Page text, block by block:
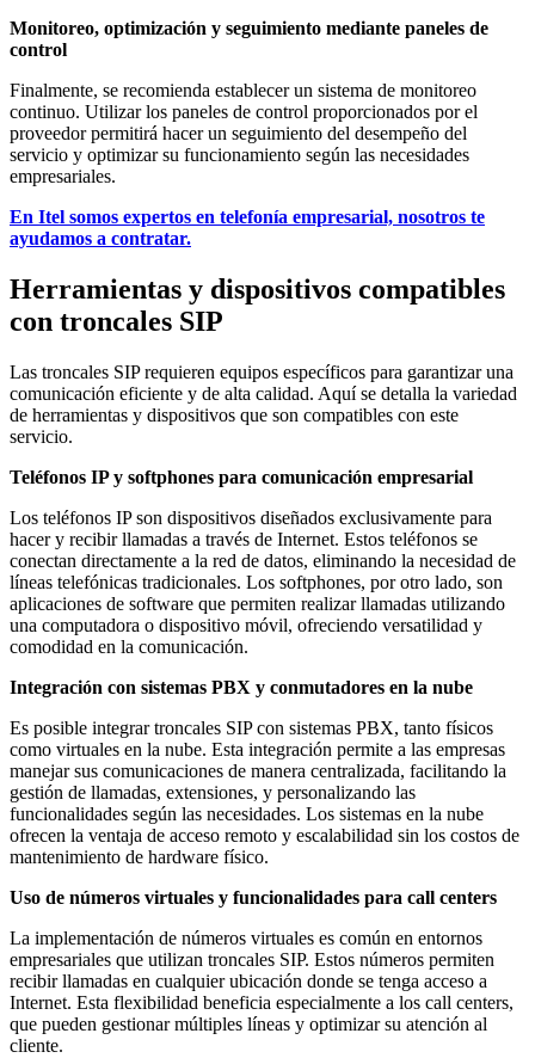
Monitoreo, optimización y seguimiento mediante paneles de
control
Finalmente, se recomienda establecer un sistema de monitoreo
continuo. Utilizar los paneles de control proporcionados por el
proveedor permitirá hacer un seguimiento del desempeño del
servicio y optimizar su funcionamiento según las necesidades
empresariales.
En Itel somos expertos en telefonía empresarial, nosotros te
ayudamos a contratar.
Herramientas y dispositivos compatibles
con troncales SIP
Las troncales SIP requieren equipos específicos para garantizar una
comunicación eficiente y de alta calidad. Aquí se detalla la variedad
de herramientas y dispositivos que son compatibles con este
servicio.
Teléfonos IP y softphones para comunicación empresarial
Los teléfonos IP son dispositivos diseñados exclusivamente para
hacer y recibir llamadas a través de Internet. Estos teléfonos se
conectan directamente a la red de datos, eliminando la necesidad de
líneas telefónicas tradicionales. Los softphones, por otro lado, son
aplicaciones de software que permiten realizar llamadas utilizando
una computadora o dispositivo móvil, ofreciendo versatilidad y
comodidad en la comunicación.
Integración con sistemas PBX y conmutadores en la nube
Es posible integrar troncales SIP con sistemas PBX, tanto físicos
como virtuales en la nube. Esta integración permite a las empresas
manejar sus comunicaciones de manera centralizada, facilitando la
gestión de llamadas, extensiones, y personalizando las
funcionalidades según las necesidades. Los sistemas en la nube
ofrecen la ventaja de acceso remoto y escalabilidad sin los costos de
mantenimiento de hardware físico.
Uso de números virtuales y funcionalidades para call centers
La implementación de números virtuales es común en entornos
empresariales que utilizan troncales SIP. Estos números permiten
recibir llamadas en cualquier ubicación donde se tenga acceso a
Internet. Esta flexibilidad beneficia especialmente a los call centers,
que pueden gestionar múltiples líneas y optimizar su atención al
cliente.